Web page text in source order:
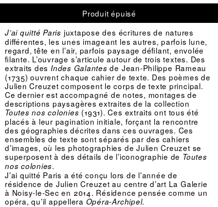
Produit épuisé
J’ai quitté Paris juxtapose des écritures de natures
différentes, les unes imageant les autres, parfois lune,
regard, tête en l’air, parfois paysage défilant, envolée
filante. L’ouvrage s’articule autour de trois textes. Des
extraits des Indes Galantes de Jean-Philippe Rameau
(1735) ouvrent chaque cahier de texte. Des poèmes de
Julien Creuzet composent le corps de texte principal.
Ce dernier est accompagné de notes, montages de
descriptions paysagères extraites de la collection
Toutes nos colonies (1931). Ces extraits ont tous été
placés à leur pagination initiale, forçant la rencontre
des géographies décrites dans ces ouvrages. Ces
ensembles de texte sont séparés par des cahiers
d’images, où les photographies de Julien Creuzet se
superposent à des détails de l’iconographie de Toutes
nos colonies.
J’ai quitté Paris a été conçu lors de l’année de
résidence de Julien Creuzet au centre d’art La Galerie
à Noisy-le-Sec en 2014. Résidence pensée comme un
opéra, qu’il appellera Opéra-Archipel.